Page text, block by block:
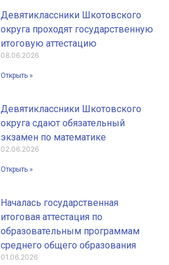
Девятиклассники Шкотовского
округа проходят государственную
итоговую аттестацию
08.06.2026
Открыть »
Девятиклассники Шкотовского
округа сдают обязательный
экзамен по математике
02.06.2026
Открыть »
Началась государственная
итоговая аттестация по
образовательным программам
среднего общего образования
01.06.2026